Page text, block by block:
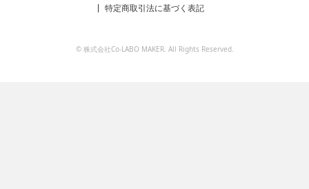
特定商取引法に基づく表記
© 株式会社Co-LABO MAKER. All Rights Reserved.